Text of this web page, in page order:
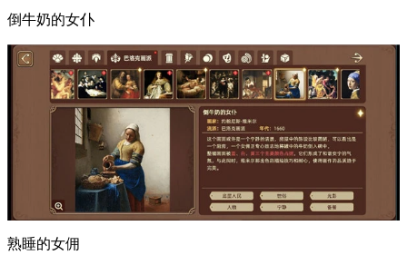
倒牛奶的女仆
熟睡的女佣